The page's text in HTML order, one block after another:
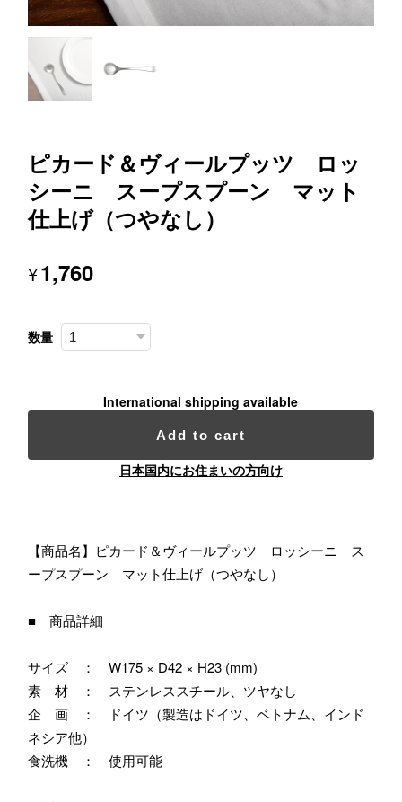
ピカード＆ヴィールプッツ ロッ
シーニ スープスプーン マット
仕上げ（つやなし）
¥1,760
数量
International shipping available
Add to cart
日本国内にお住まいの方向け
【商品名】ピカード＆ヴィールプッツ ロッシーニ ス
ープスプーン マット仕上げ（つやなし）
■ 商品詳細
サイズ ： W175 × D42 × H23 (mm)
素 材 ： ステンレススチール、ツヤなし
企 画 ： ドイツ（製造はドイツ、ベトナム、インド
ネシア他）
食洗機 ： 使用可能